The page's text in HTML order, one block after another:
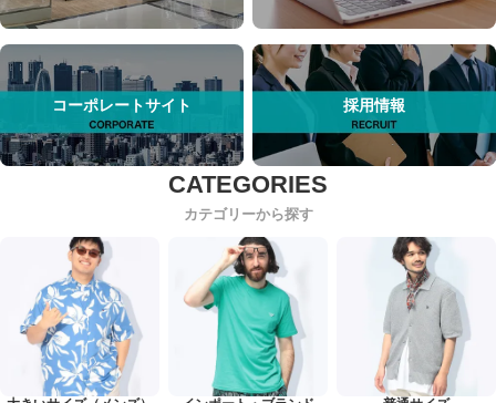
コーポレートサイト 採用情報
カテゴリーから探す